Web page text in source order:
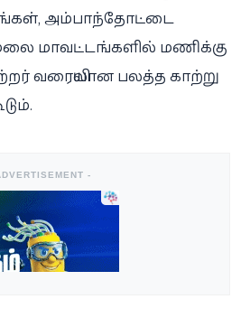
அம்பாந்தோட்டை
மாவட்டங்களில் மணிக்கு
வரையிலான பலத்த காற்று
-